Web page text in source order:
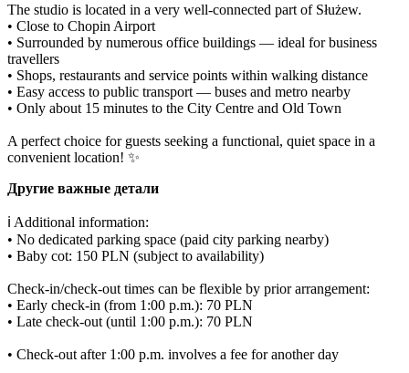
The studio is located in a very well-connected part of Służew.
• Close to Chopin Airport
• Surrounded by numerous office buildings — ideal for business
travellers
• Shops, restaurants and service points within walking distance
• Easy access to public transport — buses and metro nearby
• Only about 15 minutes to the City Centre and Old Town
A perfect choice for guests seeking a functional, quiet space in a
convenient location! ✨
Другие важные детали
ℹ️ Additional information:
• No dedicated parking space (paid city parking nearby)
• Baby cot: 150 PLN (subject to availability)
Check-in/check-out times can be flexible by prior arrangement:
• Early check-in (from 1:00 p.m.): 70 PLN
• Late check-out (until 1:00 p.m.): 70 PLN
• Check-out after 1:00 p.m. involves a fee for another day